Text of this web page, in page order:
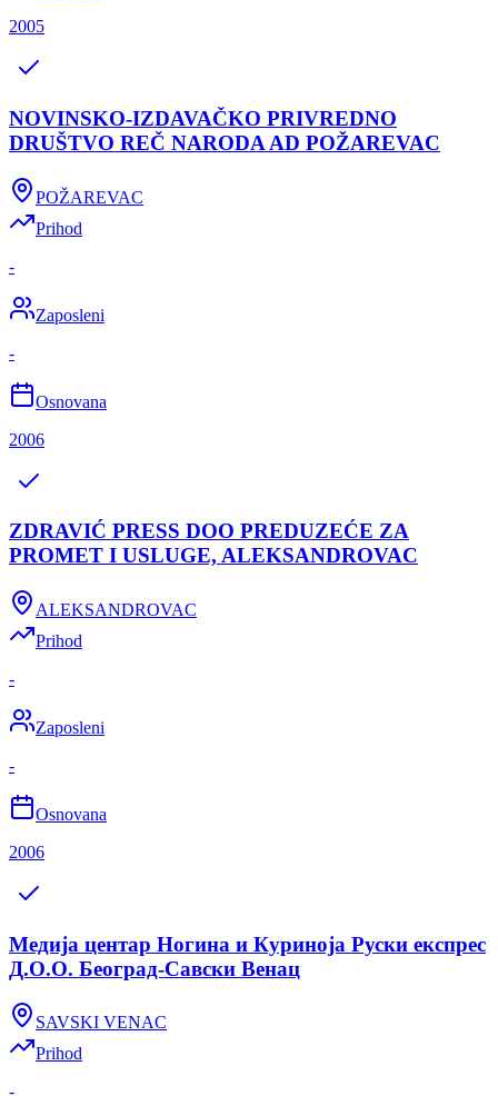
2005
NOVINSKO-IZDAVAČKO PRIVREDNO
DRUŠTVO REČ NARODA AD POŽAREVAC
POŽAREVAC
Prihod
-
Zaposleni
-
Osnovana
2006
ZDRAVIĆ PRESS DOO PREDUZEĆE ZA
PROMET I USLUGE, ALEKSANDROVAC
ALEKSANDROVAC
Prihod
-
Zaposleni
-
Osnovana
2006
Медија центар Ногина и Куриноја Руски експрес
Д.О.О. Београд-Савски Венац
SAVSKI VENAC
Prihod
-